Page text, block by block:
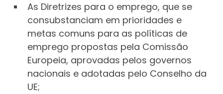
As Diretrizes para o emprego, que se
consubstanciam em prioridades e
metas comuns para as políticas de
emprego propostas pela Comissão
Europeia, aprovadas pelos governos
nacionais e adotadas pelo Conselho da
UE;